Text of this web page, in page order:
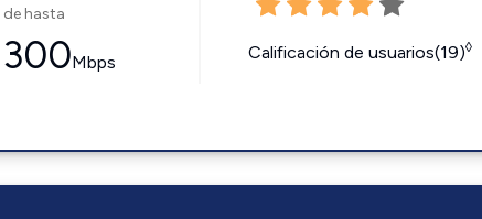
de hasta
300Mbps Calificación de usuarios(19)◊